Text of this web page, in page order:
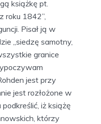
książkę pt.
roku 1842”,
Pisał ją w
„siedzę samotny,
granice
jest przy
jest rozłożone w
iż książę
którzy